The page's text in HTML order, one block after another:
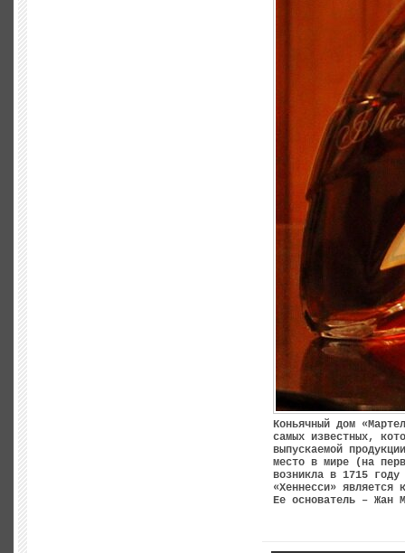
Коньячный дом
самых известных,
выпускаемой
место в мире (на
возникла в 1715
«Хеннесси» является
Ее основатель – Жан